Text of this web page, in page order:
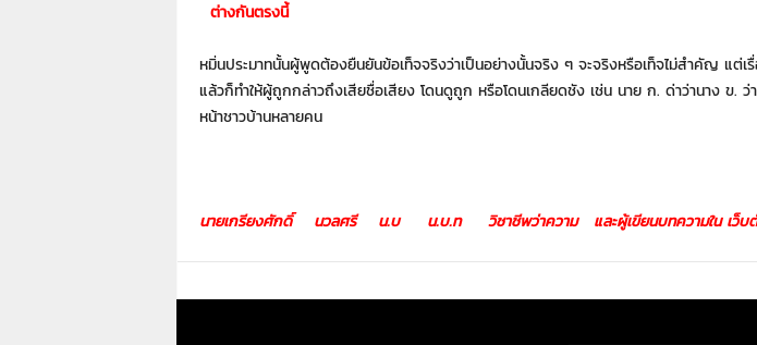
ต่างกันตรงนี้
หมิ่นประมาทนั้นผู้พูดต้องยืนยันข้อเท็จจริงว่าเป็นอย่างนั้นจริง ๆ จะจริงหรือเท็จไม่สำคัญ แต่เ
แล้วก็ทำให้ผู้ถูกกล่าวถึงเสียชื่อเสียง โดนดูถูก หรือโดนเกลียดชัง เช่น นาย ก. ด่าว่านาง ข.
หน้าชาวบ้านหลายคน
นายเกรียงศักดิ์ นวลศรี น.บ น.บ.ท วิชาชีพว่าความ และผู้เขียนบทความใน เว็บตั๋